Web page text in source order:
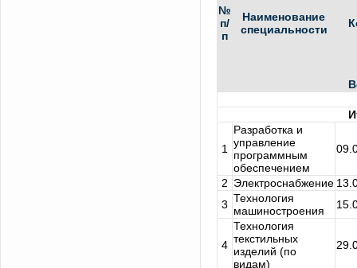
№
п/
п
Наименование
специальности
1
Разработка и
управление
программным
обеспечением
2 Электроснабжение
3 Технология
машиностроения
4
Технология
текстильных
изделий (по
видам)